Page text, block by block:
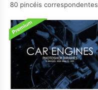
80 pincéis correspondentes